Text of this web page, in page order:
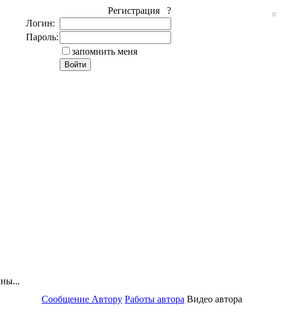
Регистрация ?
Логин:
Пароль:
запомнить меня
Сообщение Автору Работы автора Видео автора